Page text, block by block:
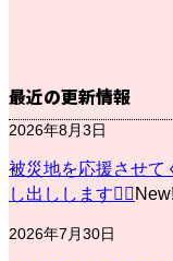
最近の更新情報
2026年8月3日
被災地を応援させて
し出しします💁‍♀️
2026年7月30日